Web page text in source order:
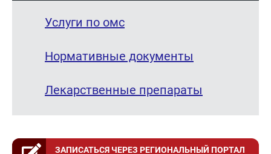
Услуги по омс
Нормативные документы
Лекарственные препараты
ЗАПИСАТЬСЯ ЧЕРЕЗ РЕГИОНАЛЬНЫЙ ПОРТАЛ